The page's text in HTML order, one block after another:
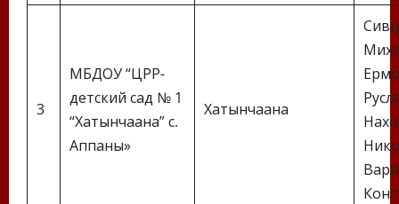
3
МБДОУ “ЦРР-
детский сад № 1
“Хатынчаана” с.
Аппаны»
Хатынчаана